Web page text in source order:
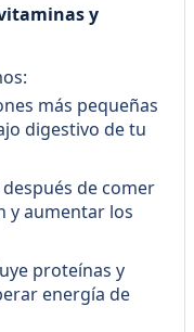
y
más pequeñas
digestivo de tu
de comer
y aumentar los
proteínas y
energía de